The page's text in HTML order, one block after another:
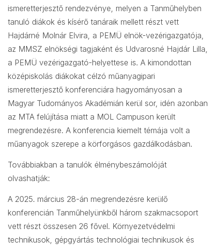
ismeretterjesztő rendezvénye, melyen a Tanműhelyben
tanuló diákok és kísérő tanáraik mellett részt vett
Hajdárné Molnár Elvira, a PEMÜ elnök-vezérigazgatója,
az MMSZ elnökségi tagjaként és Udvarosné Hajdár Lilla,
a PEMÜ vezérigazgató-helyettese is. A kimondottan
középiskolás diákokat célzó műanyagipari
ismeretterjesztő konferenciára hagyományosan a
Magyar Tudományos Akadémián kerül sor, idén azonban
az MTA felújítása miatt a MOL Campuson került
megrendezésre. A konferencia kiemelt témája volt a
műanyagok szerepe a körforgásos gazdálkodásban.
Továbbiakban a tanulók élménybeszámolóját
olvashatják:
A 2025. március 28-án megrendezésre kerülő
konferencián Tanműhelyünkből három szakmacsoport
vett részt összesen 26 fővel. Környezetvédelmi
technikusok, gépgyártás technológiai technikusok és